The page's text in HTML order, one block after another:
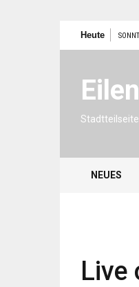
Inhalt
Heute
NEUES
Live